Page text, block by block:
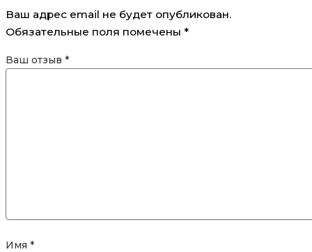
Ваш адрес email не будет опубликован.
Обязательные поля помечены *
Ваш отзыв *
Имя *